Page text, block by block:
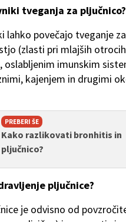
tveganja za pljučnico?
lahko povečajo tveganje
(zlasti pri mlajših
oslabljenim imunskim
kajenjem in drugimi
PREBERI ŠE
Kako razlikovati bronhitis in
pljučnico?
pljučnice?
je odvisno od